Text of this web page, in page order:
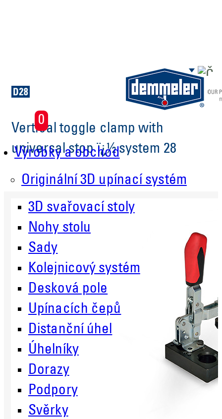
Skip to main content
0
Výrobky a obchod
Originální 3D upínací systém
3D svařovací stoly
Nohy stolu
Sady
Kolejnicový systém
Desková pole
Upínacích čepů
Distanční úhel
Úhelníky
Dorazy
Podpory
Svěrky
Vertical toggle clamp with
universal stop ï¿½ system 28